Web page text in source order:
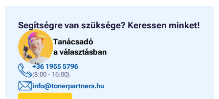
Segítségre van szüksége? Keressen minket!
Tanácsadó
a választásban
+36 1955 5796
(8:00 - 16:00)
info@tonerpartners.hu